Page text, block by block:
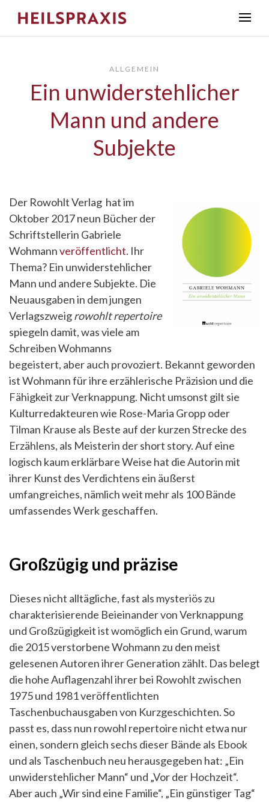
ALLGEMEIN
Ein unwiderstehlicher
Mann und andere
Subjekte
Der Rowohlt Verlag hat im
Oktober 2017 neun Bücher der
Schriftstellerin Gabriele
Wohmannveröffentlicht. Ihr
Thema? Ein unwiderstehlicher
Mann und andere Subjekte. Die
Neuausgaben in dem jungen
Verlagszweigrowohlt repertoire
spiegeln damit, was viele am
Schreiben Wohmanns
begeistert, aber auch provoziert. Bekannt geworden
ist Wohmann für ihre erzählerische Präzision und die
Fähigkeit zur Verknappung. Nicht umsonst gilt sie
Kulturredakteuren wie Rose-Maria Gropp oder
Tilman Krause als Beste auf der kurzen Strecke des
Erzählens, als Meisterin der short story. Auf eine
logisch kaum erklärbare Weise hat die Autorin mit
ihrer Kunst des Verdichtens ein äußerst
umfangreiches, nämlich weit mehr als 100 Bände
umfassendes Werk geschaffen.
Großzügig und präzise
Dieses nicht alltägliche, fast als mysteriös zu
charakterisierende Beieinander von Verknappung
und Großzügigkeit ist womöglich ein Grund, warum
die 2015 verstorbene Wohmann zu den meist
gelesenen Autoren ihrer Generation zählt. Das belegt
die hohe Auflagenzahl ihrer bei Rowohlt zwischen
1975 und 1981 veröffentlichten
Taschenbuchausgaben von Kurzgeschichten. So
passt es, dass nun rowohl repertoire nicht etwa nur
einen, sondern gleich sechs dieser Bände als Ebook
und als Taschenbuch neu herausgegeben hat: „Ein
unwiderstehlicher Mann“ und „Vor der Hochzeit“.
Aber auch „Wir sind eine Familie“, „Ein günstiger Tag“